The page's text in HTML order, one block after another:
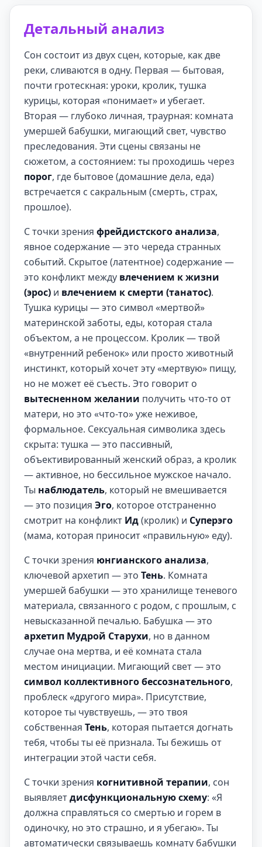
Детальный анализ
Сон состоит из двух сцен, которые, как две
реки, сливаются в одну. Первая — бытовая,
почти гротескная: уроки, кролик, тушка
курицы, которая «понимает» и убегает.
Вторая — глубоко личная, траурная: комната
умершей бабушки, мигающий свет, чувство
преследования. Эти сцены связаны не
сюжетом, а состоянием: ты проходишь через
порог, где бытовое (домашние дела, еда)
встречается с сакральным (смерть, страх,
прошлое).
С точки зрения фрейдистского анализа,
явное содержание — это череда странных
событий. Скрытое (латентное) содержание —
это конфликт между влечением к жизни
(эрос) и влечением к смерти (танатос).
Тушка курицы — это символ «мертвой»
материнской заботы, еды, которая стала
объектом, а не процессом. Кролик — твой
«внутренний ребенок» или просто животный
инстинкт, который хочет эту «мертвую» пищу,
но не может её съесть. Это говорит о
вытесненном желании получить что-то от
матери, но это «что-то» уже неживое,
формальное. Сексуальная символика здесь
скрыта: тушка — это пассивный,
объективированный женский образ, а кролик
— активное, но бессильное мужское начало.
Ты наблюдатель, который не вмешивается
— это позиция Эго, которое отстраненно
смотрит на конфликт Ид(кролик) и Суперэго
(мама, которая приносит «правильную» еду).
С точки зрения юнгианского анализа,
ключевой архетип — это Тень. Комната
умершей бабушки — это хранилище теневого
материала, связанного с родом, с прошлым, с
невысказанной печалью. Бабушка — это
архетип Мудрой Старухи, но в данном
случае она мертва, и её комната стала
местом инициации. Мигающий свет — это
символ коллективного бессознательного,
проблеск «другого мира». Присутствие,
которое ты чувствуешь, — это твоя
собственная Тень, которая пытается догнать
тебя, чтобы ты её признала. Ты бежишь от
интеграции этой части себя.
С точки зрения когнитивной терапии, сон
выявляетдисфункциональную схему: «Я
должна справляться со смертью и горем в
одиночку, но это страшно, и я убегаю». Ты
автоматически связываешь комнату бабушки